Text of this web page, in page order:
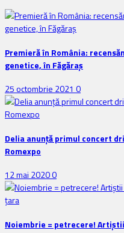
Premieră în România:
genetice, în Făgăraș
25 octombrie 2021 0
Delia anunţă primul concert
Romexpo
12 mai 20200
Noiembrie = petrecere!